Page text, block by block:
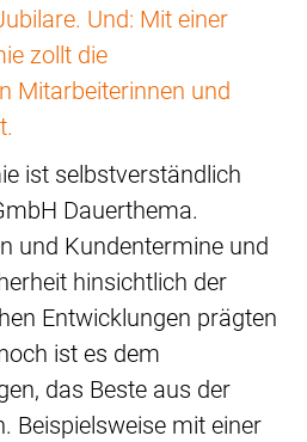
Und: Mit einer
zollt die
Mitarbeiterinnen und
ist selbstverständlich
Dauerthema.
und Kundentermine und
hinsichtlich der
Entwicklungen prägten
ist es dem
das Beste aus der
Beispielsweise mit einer